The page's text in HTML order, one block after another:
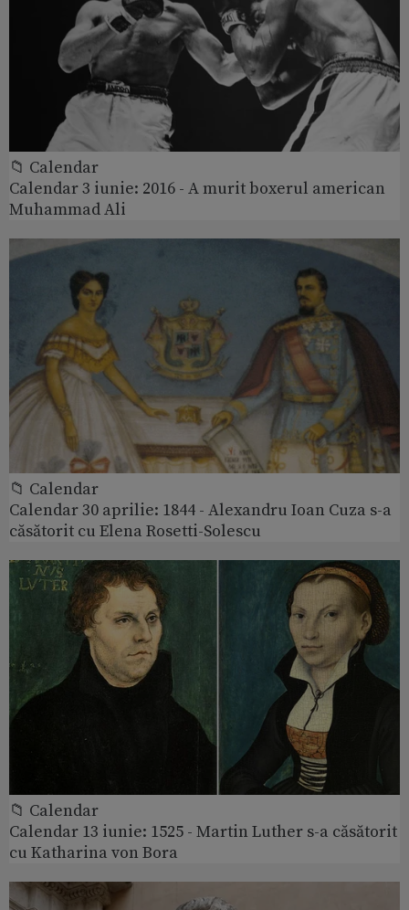
📁 Calendar
Calendar 3 iunie: 2016 - A murit boxerul american
Muhammad Ali
📁 Calendar
Calendar 30 aprilie: 1844 - Alexandru Ioan Cuza s-a
căsătorit cu Elena Rosetti-Solescu
📁 Calendar
Calendar 13 iunie: 1525 - Martin Luther s-a căsătorit
cu Katharina von Bora